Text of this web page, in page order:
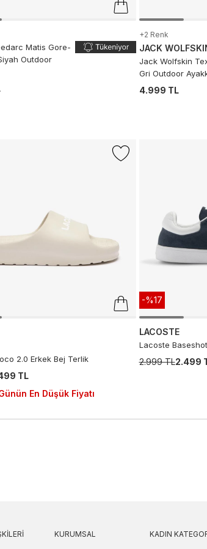
Matis Gore-
Outdoor
+2 Renk
JACK
Jack Wolfskin
Gri Outdoor
4.999 TL
2.0 Erkek Bej Terlik
TL
En Düşük Fiyatı
-%17
LACOSTE
Lacoste
2.999 TL2.499
KURUMSAL KADIN